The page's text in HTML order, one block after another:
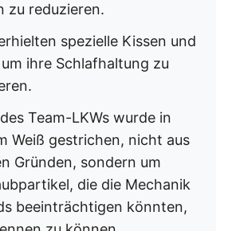
zu reduzieren.
spezielle Kissen und
ihre Schlafhaltung zu
Team-LKWs wurde in
Weiß gestrichen, nicht aus
Gründen, sondern um
die die Mechanik
beeinträchtigen könnten,